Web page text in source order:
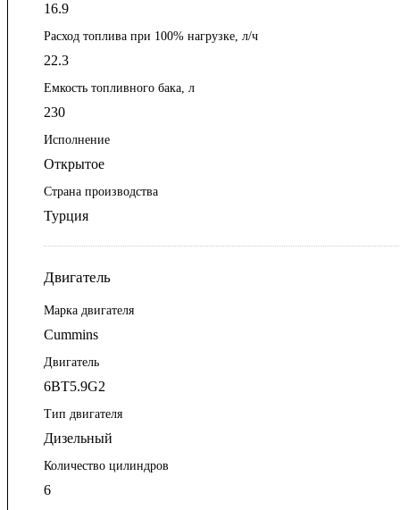
16.9
Расход топлива при 100% нагрузке, л/ч
22.3
Емкость топливного бака, л
230
Исполнение
Открытое
Страна производства
Турция
Двигатель
Марка двигателя
Cummins
Двигатель
6BT5.9G2
Тип двигателя
Дизельный
Количество цилиндров
6